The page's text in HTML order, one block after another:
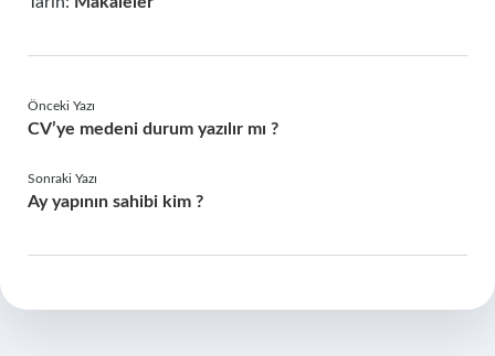
Önceki Yazı
CV’ye medeni durum yazılır mı ?
Sonraki Yazı
Ay yapının sahibi kim ?